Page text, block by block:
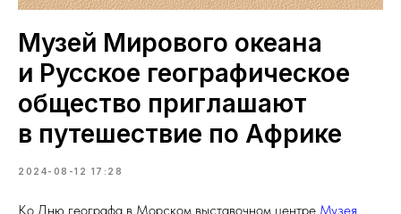
Музей Мирового океана
и Русское географическое
общество приглашают
в путешествие по Африке
2024-08-12 17:28
Ко Дню географа в Морском выставочном центре Музея